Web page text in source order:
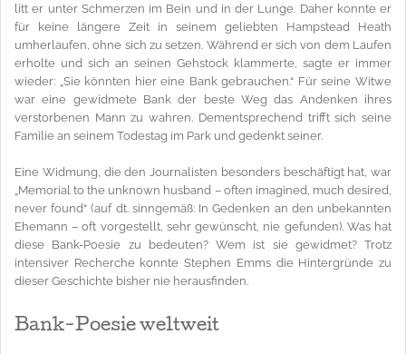
litt er unter Schmerzen im Bein und in der Lunge. Daher konnte er
für keine längere Zeit in seinem geliebten Hampstead Heath
umherlaufen, ohne sich zu setzen. Während er sich von dem Laufen
erholte und sich an seinen Gehstock klammerte, sagte er immer
wieder: „Sie könnten hier eine Bank gebrauchen.“ Für seine Witwe
war eine gewidmete Bank der beste Weg das Andenken ihres
verstorbenen Mann zu wahren. Dementsprechend trifft sich seine
Familie an seinem Todestag im Park und gedenkt seiner.
Eine Widmung, die den Journalisten besonders beschäftigt hat, war
„Memorial to the unknown husband – often imagined, much desired,
never found“ (auf dt. sinngemäß: In Gedenken an den unbekannten
Ehemann – oft vorgestellt, sehr gewünscht, nie gefunden). Was hat
diese Bank-Poesie zu bedeuten? Wem ist sie gewidmet? Trotz
intensiver Recherche konnte Stephen Emms die Hintergründe zu
dieser Geschichte bisher nie herausfinden.
Bank-Poesie weltweit